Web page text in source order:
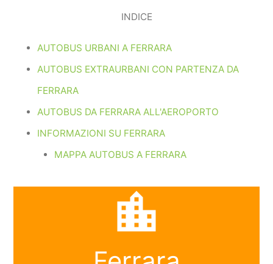
INDICE
AUTOBUS URBANI A FERRARA
AUTOBUS EXTRAURBANI CON PARTENZA DA
FERRARA
AUTOBUS DA FERRARA ALL'AEROPORTO
INFORMAZIONI SU FERRARA
MAPPA AUTOBUS A FERRARA
location_city